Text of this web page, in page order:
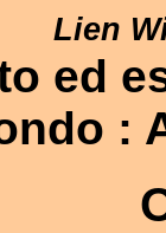
Lien
ed
: